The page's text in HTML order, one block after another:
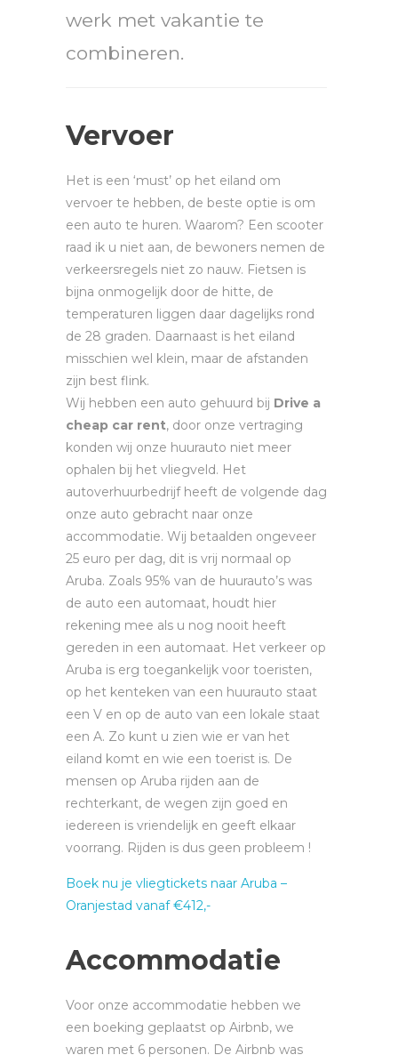
werk met vakantie te
combineren.
Vervoer
Het is een ‘must’ op het eiland om
vervoer te hebben, de beste optie is om
een auto te huren. Waarom? Een scooter
raad ik u niet aan, de bewoners nemen de
verkeersregels niet zo nauw. Fietsen is
bijna onmogelijk door de hitte, de
temperaturen liggen daar dagelijks rond
de 28 graden. Daarnaast is het eiland
misschien wel klein, maar de afstanden
zijn best flink.
Wij hebben een auto gehuurd bij Drive a
cheap car rent, door onze vertraging
konden wij onze huurauto niet meer
ophalen bij het vliegveld. Het
autoverhuurbedrijf heeft de volgende dag
onze auto gebracht naar onze
accommodatie. Wij betaalden ongeveer
25 euro per dag, dit is vrij normaal op
Aruba. Zoals 95% van de huurauto’s was
de auto een automaat, houdt hier
rekening mee als u nog nooit heeft
gereden in een automaat. Het verkeer op
Aruba is erg toegankelijk voor toeristen,
op het kenteken van een huurauto staat
een V en op de auto van een lokale staat
een A. Zo kunt u zien wie er van het
eiland komt en wie een toerist is. De
mensen op Aruba rijden aan de
rechterkant, de wegen zijn goed en
iedereen is vriendelijk en geeft elkaar
voorrang. Rijden is dus geen probleem !
Boek nu je vliegtickets naar Aruba –
Oranjestad vanaf €412,-
Accommodatie
Voor onze accommodatie hebben we
een boeking geplaatst op Airbnb, we
waren met 6 personen. De Airbnb was